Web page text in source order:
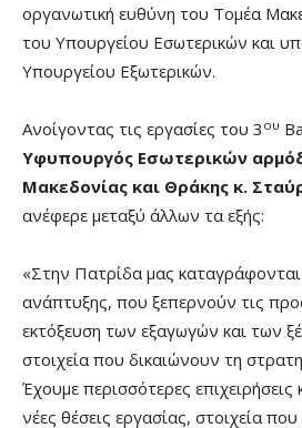
οργανωτική ευθύνη του Τομέα
του Υπουργείου Εσωτερικών και
Υπουργείου Εξωτερικών.
Ανοίγοντας τις εργασίες του 3 ου
Υφυπουργός Εσωτερικών
Μακεδονίας και Θράκης κ.
ανέφερε μεταξύ άλλων τα εξής:
«Στην Πατρίδα μας
ανάπτυξης, που ξεπερνούν τις
εκτόξευση των εξαγωγών και των
στοιχεία που δικαιώνουν τη
Έχουμε περισσότερες επιχειρήσεις
νέες θέσεις εργασίας, στοιχεία